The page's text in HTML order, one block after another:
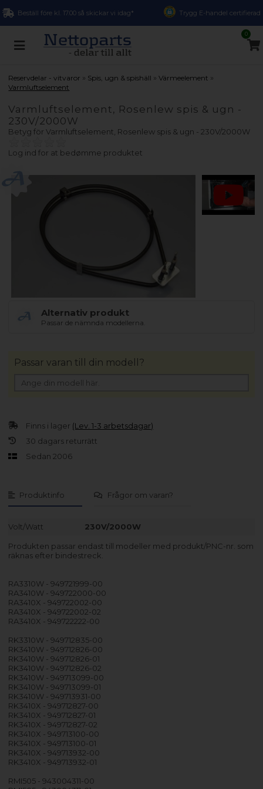
Beställ före kl. 17.00 så skickar vi idag* Trygg E-handel certifierad
0
Reservdelar - vitvaror » Spis, ugn & spishäll »Värmeelement »
Varmluftselement
Varmluftselement, Rosenlew spis & ugn -
230V/2000W
Betyg förVarmluftselement, Rosenlew spis & ugn - 230V/2000W
Log ind for at bedømme produktet
Alternativ produkt
Passar de nämnda modellerna.
Produktinfo Frågor om varan?
Volt/Watt 230V/2000W
Produkten passar endast till modeller med produkt/PNC-nr. som
räknas efter bindestreck.
RA3310W - 949721999-00
RA3410W - 949722000-00
RA3410X - 949722002-00
RA3410X - 949722002-02
RA3410X - 949722222-00
RK3310W - 949712835-00
RK3410W - 949712826-00
RK3410W - 949712826-01
RK3410W - 949712826-02
RK3410W - 949713099-00
RK3410W - 949713099-01
RK3410W - 949713931-00
RK3410X - 949712827-00
RK3410X - 949712827-01
RK3410X - 949712827-02
RK3410X - 949713100-00
RK3410X - 949713100-01
RK3410X - 949713932-00
RK3410X - 949713932-01
RMI505 - 943004311-00
Finns i lager (Lev. 1-3 arbetsdagar)
30 dagars returrätt
Sedan 2006
Passar varan till din modell?